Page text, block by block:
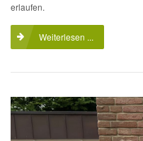
erlaufen.
Weiterlesen ...